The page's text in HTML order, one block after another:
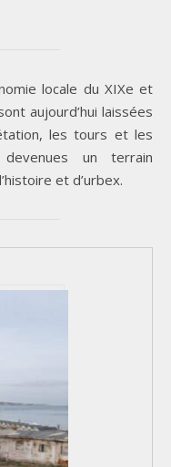
locale du XIXe et
aujourd’hui laissées
les tours et les
un terrain
et d’urbex.